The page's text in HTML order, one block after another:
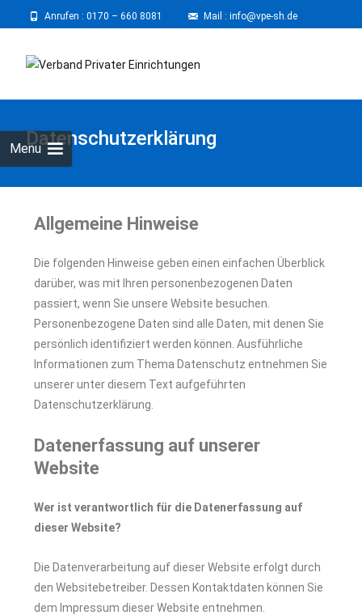
Anrufen : 0170 – 660 8081 Mail : info@vpe-sh.de
MenuDatenschutzerklärung
Allgemeine Hinweise
Die folgenden Hinweise geben einen einfachen Überblick
darüber, was mit Ihren personenbezogenen Daten
passiert, wenn Sie unsere Website besuchen.
Personenbezogene Daten sind alle Daten, mit denen Sie
persönlich identifiziert werden können. Ausführliche
Informationen zum Thema Datenschutz entnehmen Sie
unserer unter diesem Text aufgeführten
Datenschutzerklärung.
Datenerfassung auf unserer
Website
Wer ist verantwortlich für die Datenerfassung auf
dieser Website?
Die Datenverarbeitung auf dieser Website erfolgt durch
den Websitebetreiber. Dessen Kontaktdaten können Sie
dem Impressum dieser Website entnehmen.